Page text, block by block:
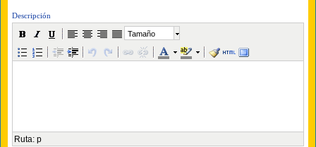
Descripción
Tamaño
Ruta: p